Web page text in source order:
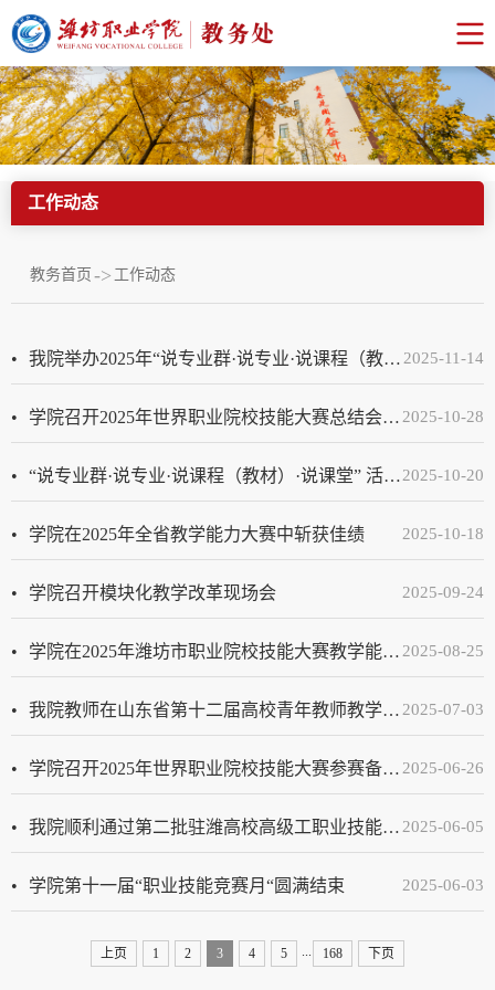
工作动态
教务首页 -> 工作动态
2025-11-14
我院举办2025年“说专业群·说专业·说课程（教材）·说课堂”第一场现场展示活动
2025-10-28
学院召开2025年世界职业院校技能大赛总结会暨第十八届山东省职业院校技能大赛动员会
2025-10-20
“说专业群·说专业·说课程（教材）·说课堂” 活动正式拉开帷幕
2025-10-18
学院在2025年全省教学能力大赛中斩获佳绩
2025-09-24
学院召开模块化教学改革现场会
2025-08-25
学院在2025年潍坊市职业院校技能大赛教学能力比赛中喜获佳绩
2025-07-03
我院教师在山东省第十二届高校青年教师教学比赛中获奖
2025-06-26
学院召开2025年世界职业院校技能大赛参赛备赛调度会议
2025-06-05
我院顺利通过第二批驻潍高校高级工职业技能等级认定专业评估
2025-06-03
学院第十一届“职业技能竞赛月“圆满结束
上页 1 2 3 4 5 ... 168 下页